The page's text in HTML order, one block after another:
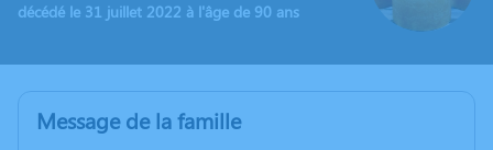
décédé le 31 juillet 2022 à l'âge de 90 ans
Message de la famille